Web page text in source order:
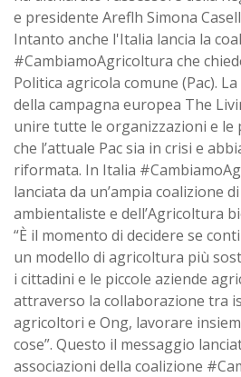
e presidente Areflh Simona
Intanto anche l'Italia lancia la
#CambiamoAgricoltura che
Politica agricola comune (Pac).
della campagna europea The
unire tutte le organizzazioni e le
che l’attuale Pac sia in crisi e
riformata. In Italia
lanciata da un’ampia coalizione
ambientaliste e dell’Agricoltura
“È il momento di decidere se
un modello di agricoltura più
i cittadini e le piccole aziende
attraverso la collaborazione tra
agricoltori e Ong, lavorare
cose”. Questo il messaggio
associazioni della coalizione